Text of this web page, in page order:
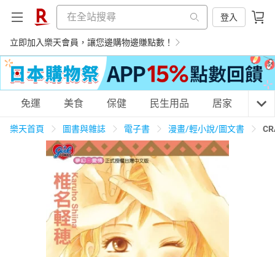
登入
立即加入樂天會員，讓您邊購物邊賺點數！
購物網分類
美食蛋糕 養生保健
居家生活 3C家電 運動休閒
免運 美食 保健 民生用品 居家 3C
樂天首頁 圖書與雜誌 電子書 漫畫/輕小說/圖文書